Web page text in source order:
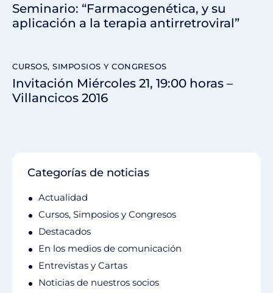
Seminario: “Farmacogenética, y su
aplicación a la terapia antirretroviral”
CURSOS, SIMPOSIOS Y CONGRESOS
Invitación Miércoles 21, 19:00 horas –
Villancicos 2016
Categorías de noticias
Actualidad
Cursos, Simposios y Congresos
Destacados
En los medios de comunicación
Entrevistas y Cartas
Noticias de nuestros socios